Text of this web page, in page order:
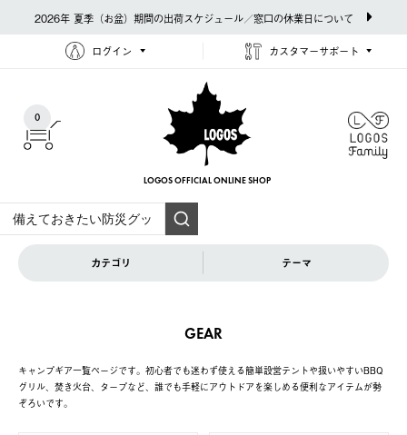
2026年 夏季（お盆）期間の出荷スケジュール／窓口の休業日について
ログイン カスタマーサポート
0
LOGOS OFFICIAL ONLINE SHOP
カテゴリ テーマ
GEAR
キャンプギア一覧ページです。初心者でも迷わず使える簡単設営テントや扱いやすいBBQ
グリル、焚き火台、タープなど、誰でも手軽にアウトドアを楽しめる便利なアイテムが勢
ぞろいです。